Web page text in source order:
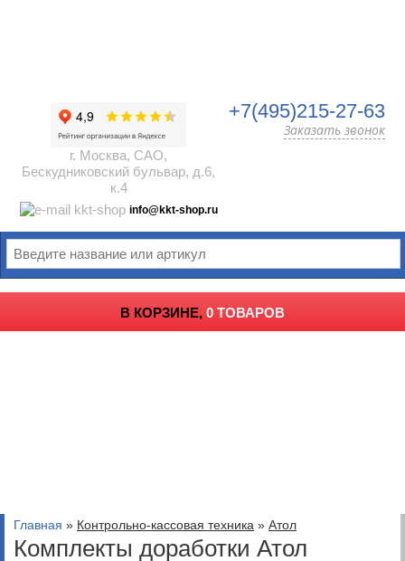
г. Москва, САО,
Бескудниковский бульвар, д.6,
к.4
info@kkt-shop.ru
+7(495)215-27-63
Заказать звонок
В КОРЗИНЕ, 0 ТОВАРОВ
Главная » Контрольно-кассовая техника » Атол
Комплекты доработки Атол